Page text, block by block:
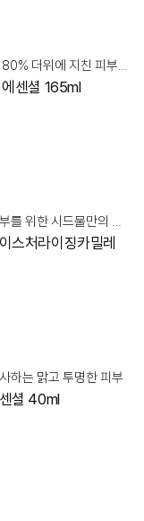
고농축! 노니열매즙 80% 더위에 지친 피부 수딩케어!
시드물 노니 수분 에센셜 165ml
외부 환경에 지친피부를 위한 시드물만의 수퍼 수딩 히어로
하는 맑고 투명한 피부
셜 40ml